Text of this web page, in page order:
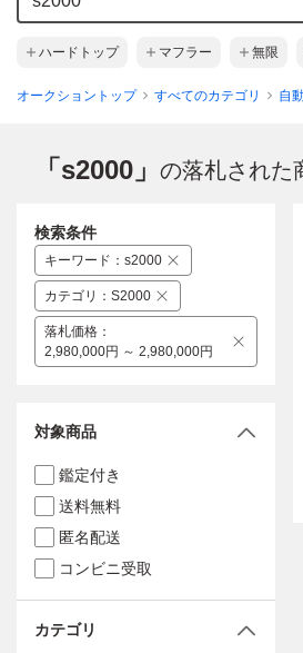
ハードトップ マフラー 無限
オークショントップ すべてのカテゴリ 自
「s2000」 の落札された
検索条件
キーワード ： s2000
カテゴリ ： S2000
落札価格 ：
2,980,000円 ～ 2,980,000円
対象商品
鑑定付き
送料無料
匿名配送
コンビニ受取
カテゴリ